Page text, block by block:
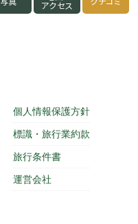
アクセス
個人情報保護方針
標識・旅行業約款
旅行条件書
運営会社